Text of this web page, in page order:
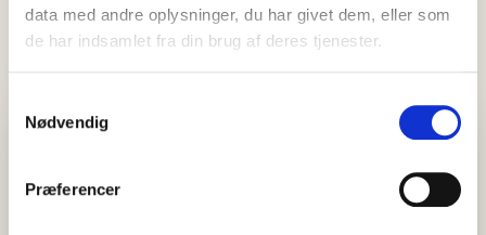
data med andre oplysninger, du har givet dem, eller som
de har indsamlet fra din brug af deres tjenester.
Nødvendig
Præferencer
Visit Vendsyssel
Oplev events i Vendsyssel
Find aktuelle oplevelser, koncerter, kultur, natur og lokale